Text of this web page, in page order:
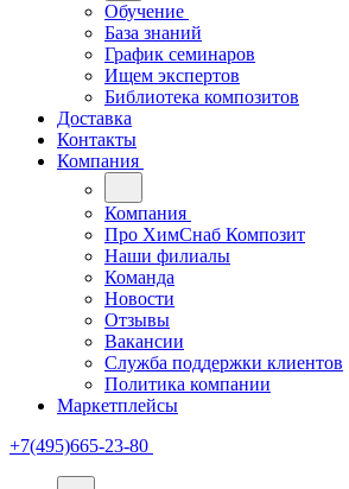
Обучение
База знаний
График семинаров
Ищем экспертов
Библиотека композитов
Доставка
Контакты
Компания
Компания
Про ХимСнаб Композит
Наши филиалы
Команда
Новости
Отзывы
Вакансии
Служба поддержки клиентов
Политика компании
Маркетплейсы
+7(495)665-23-80